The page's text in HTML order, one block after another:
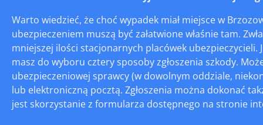
Warto wiedzieć, że choć wypadek miał miejsce w
ubezpieczeniem muszą być załatwione właśnie tam.
mniejszej ilości stacjonarnych placówek
masz do wyboru cztery sposoby zgłoszenia szkody.
ubezpieczeniowej sprawcy (w dowolnym oddziale,
lub elektroniczną pocztą. Zgłoszenia można dokonać
jest skorzystanie z formularza dostępnego na stronie